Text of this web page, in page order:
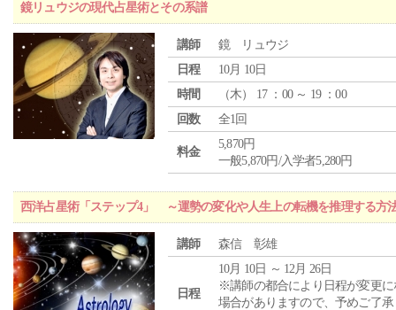
鏡リュウジの現代占星術とその系譜
講師
鏡 リュウジ
日程
10月 10日
時間
（木） 17 ：00 ～ 19 ：00
回数
全1回
料金
5,870円
一般5,870円/入学者5,280円
西洋占星術「ステップ4」 ～運勢の変化や人生上の転機を推理する方
講師 森信 彰雄
日程
10月 10日 ～ 12月 26日
※講師の都合により日程が変更に
場合がありますので、予めご了承